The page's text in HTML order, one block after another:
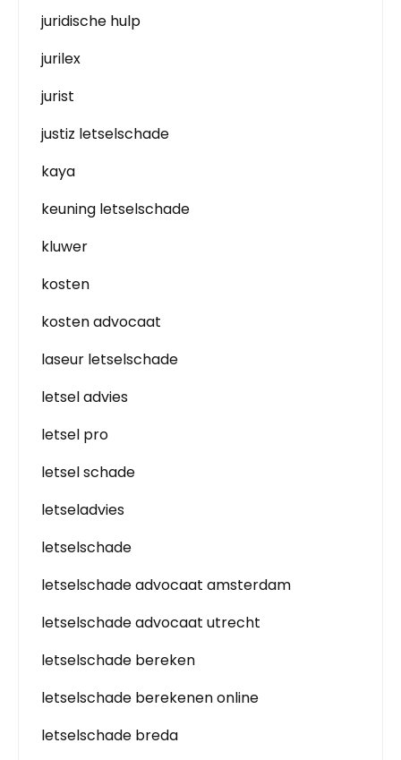
juridische hulp
jurilex
jurist
justiz letselschade
kaya
keuning letselschade
kluwer
kosten
kosten advocaat
laseur letselschade
letsel advies
letsel pro
letsel schade
letseladvies
letselschade
letselschade advocaat amsterdam
letselschade advocaat utrecht
letselschade bereken
letselschade berekenen online
letselschade breda